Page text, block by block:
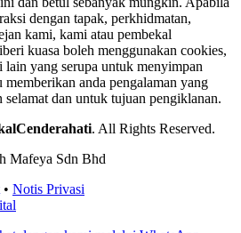
dengan tapak, perkhidmatan,
kami, kami atau pembekal
kuasa boleh menggunakan cookies,
lain yang serupa untuk menyimpan
anda pengalaman yang
dan untuk tujuan pengiklanan.
. All Rights Reserved.
Mafeya Sdn Bhd
• Notis Privasi